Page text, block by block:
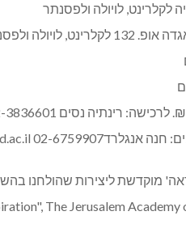
לקלרינט, לויולה ולפסנתר
לויולה ולפסנתר.
3836601
חנה אנגלרד02-6759907
מוקדשת ליצירות שהולחנו
The Jerusalem Academy